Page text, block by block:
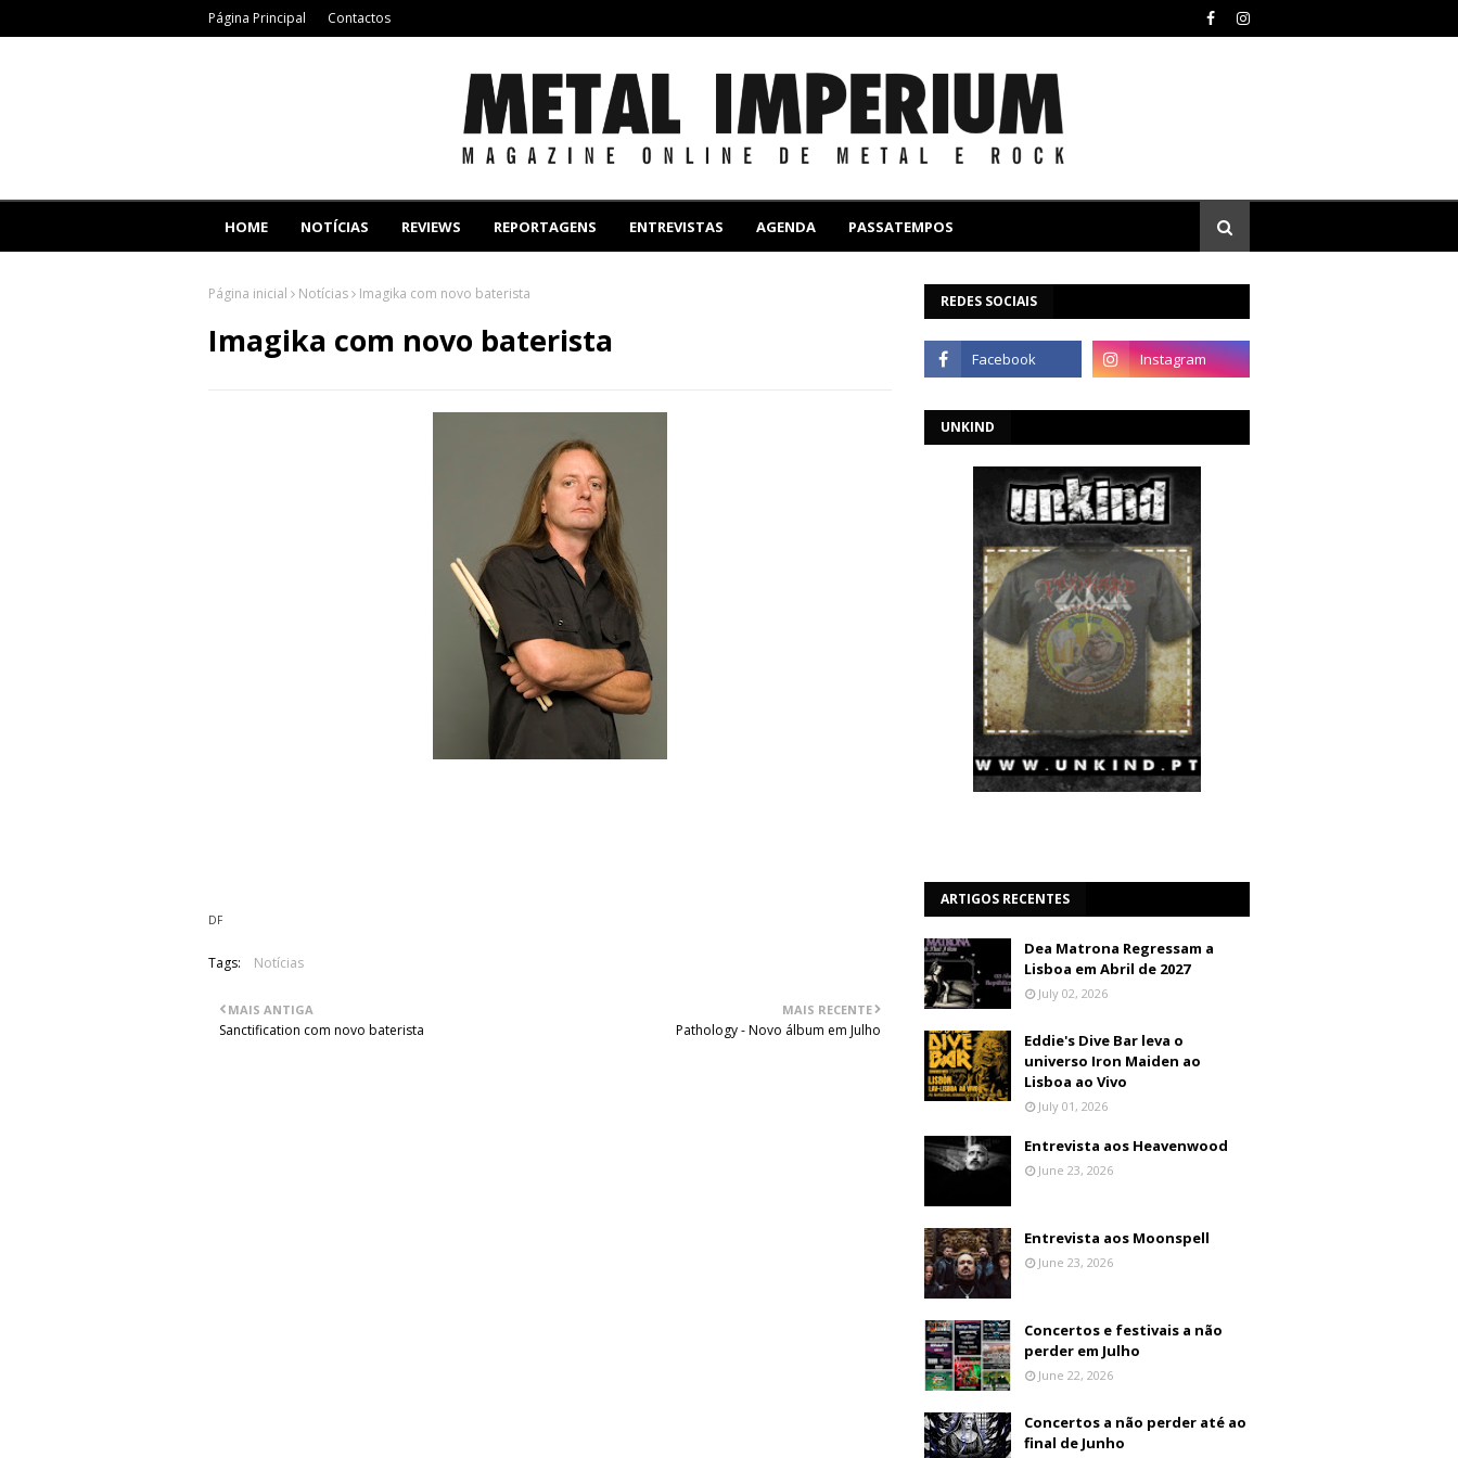
Página Principal Contactos
HOME NOTÍCIAS REVIEWS REPORTAGENS ENTREVISTAS AGENDA PASSATEMPOS
Página inicial Notícias Imagika com novo baterista
Imagika com novo baterista
DF
Tags: Notícias
MAIS RECENTE
Pathology - Novo álbum em Julho
MAIS ANTIGA
Sanctification com novo baterista
REDES SOCIAIS
UNKIND
ARTIGOS RECENTES
Dea Matrona Regressam a
Lisboa em Abril de 2027
July 02, 2026
Eddie's Dive Bar leva o
universo Iron Maiden ao
Lisboa ao Vivo
July 01, 2026
Entrevista aos Heavenwood
June 23, 2026
Entrevista aos Moonspell
June 23, 2026
Concertos e festivais a não
perder em Julho
June 22, 2026
Concertos a não perder até ao
final de Junho